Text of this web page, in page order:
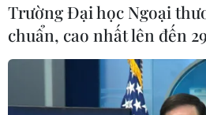
đúp, tuyển Việt Nam vào bán
ASEAN Cup với ngôi đầu bảng
Trường Đại học Ngoại
chuẩn, cao nhất lên đến